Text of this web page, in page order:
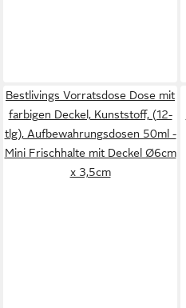
Bestlivings Vorratsdose Dose mit
farbigen Deckel, Kunststoff, (12-
tlg), Aufbewahrungsdosen 50ml -
Mini Frischhalte mit Deckel Ø6cm
x 3,5cm